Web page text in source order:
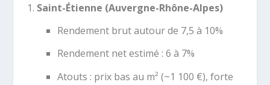
Saint-Étienne (Auvergne-Rhône-Alpes)
Rendement brut autour de 7,5 à 10%
Rendement net estimé : 6 à 7%
Atouts : prix bas au m² (~1 100 €), forte